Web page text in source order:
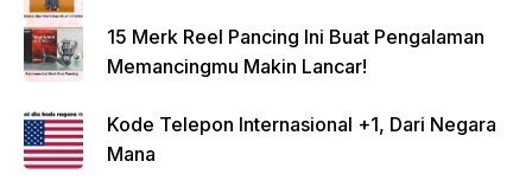
15 Merk Reel Pancing Ini Buat Pengalaman
Memancingmu Makin Lancar!
Kode Telepon Internasional +1, Dari Negara
Mana